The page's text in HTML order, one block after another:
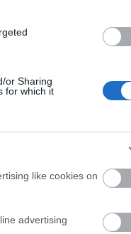
or Sharing
for which it
like cookies on
advertising
az első
nem kap
végig
életrajz
Ildikó
Lucas
animéi
Hunger
James
Lucasfilm